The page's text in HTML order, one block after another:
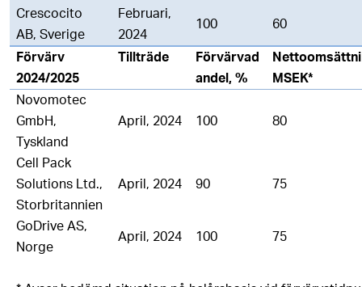
Crescocito
AB, Sverige
Februari,
2024
100 60
Förvärv
2024/2025
Tillträde
Förvärvad
andel, %
MSEK*
Novomotec
GmbH,
Tyskland
April, 2024 100 80
Cell Pack
Solutions Ltd.,
Storbritannien
April, 2024 90 75
GoDrive AS,
Norge
April, 2024 100 75